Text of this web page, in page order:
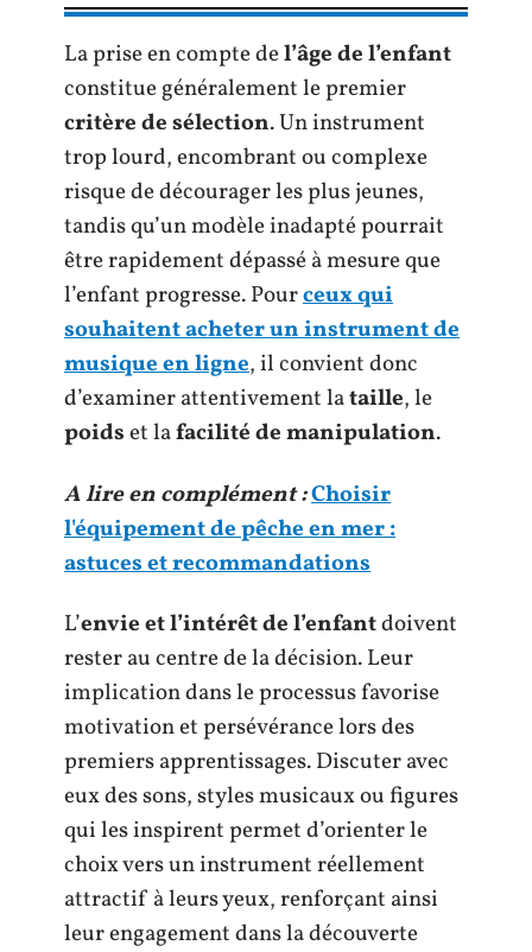
La prise en compte del’âge de l’enfant
constitue généralement le premier
critère de sélection. Un instrument
trop lourd, encombrant ou complexe
risque de décourager les plus jeunes,
tandis qu’un modèle inadapté pourrait
être rapidement dépassé à mesure que
l’enfant progresse. Pourceux qui
souhaitent acheter un instrument de
musique en ligne, il convient donc
d’examiner attentivement lataille, le
poidset lafacilité de manipulation.
A lire en complément :Choisir
l'équipement de pêche en mer :
astuces et recommandations
L’envie et l’intérêt de l’enfantdoivent
rester au centre de la décision. Leur
implication dans le processus favorise
motivation et persévérance lors des
premiers apprentissages. Discuter avec
eux des sons, styles musicaux ou figures
qui les inspirent permet d’orienter le
choix vers un instrument réellement
attractif à leurs yeux, renforçant ainsi
leur engagement dans la découverte